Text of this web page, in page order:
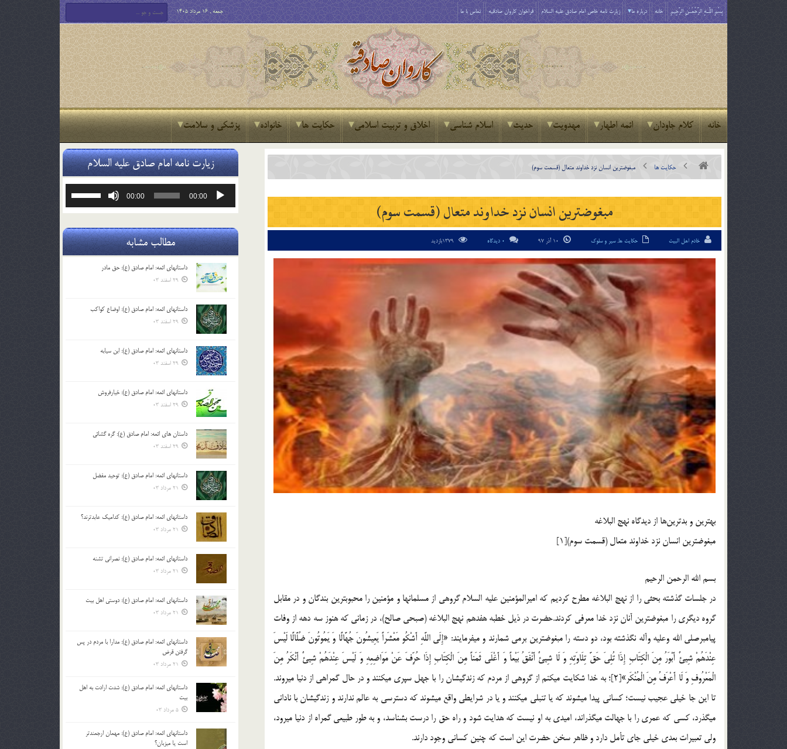
بِسْمِ اللَّـهِ الرَّحْمَـٰنِ الرَّحِيمِ خانه درباره ما زیارت نامه خاص امام صادق علیه السلام فراخوان کاروان صادقیه تماس با ما جمعه , 16 مرداد 1405
خانه کلام جاودان ائمه اطهار مهدویت حدیث اسلام شناسی اخلاق و تربیت اسلامی حکایت ها خانواده پزشکی و سلامت
حکایت ها مبغوض‏ترین انسان نزد خداوند متعال (قسمت سوم)‏‏
مبغوض‏ترین انسان نزد خداوند متعال (قسمت سوم)‏‏
خادم اهل البیت حکایت ها,سیر و سلوک 0 دیدگاه
بهترین و بدترین‌ها از دیدگاه نهج البلاغه
مبغوض‏ترین انسان نزد خداوند متعال (قسمت سوم)‏‏[1]
بسم الله الرحمن الرحیم
در جلسات گذشته بحثی را از نهج البلاغه مطرح كردیم كه امیرالمؤمنین‏ علیه‏ السلام گروهی از مسلمان‏ها و مؤمنین را محبوب‏ترین بندگان و در مقابل
گروه دیگری را مبغوض‏ترین آنان نزد خدا معرفی كردند.حضرت در ذیل خطبه هفدهم نهج البلاغه (صبحی صالح)، در زمانی كه هنوز سه دهه از وفات
پیامبرصلی الله وعلیه وآله نگذشته بود، دو دسته را مبغوض‏ترین برمی‏ شمارند و می‏فرمایند: «إِلَی اللَّهِ أَشْكُو مَعْشَراً یَعِیشُونَ جُهَّالًا وَ یَمُوتُونَ ضُلَّالًا لَیْسَ
عِنْدَهُمْ شِیئٌ أَبْوَرُ مِنَ الْكِتَابِ إِذَا تُلِیَ حَقَّ تِلَاوَتِهِ وَ لَا شِیئٌ أَنْفَقُ بَیْعاً وَ أَغْلَی ثَمَناً مِنَ الْكِتَابِ إِذَا حُرِّفَ عَنْ مَوَاضِعِهِ وَ لَیْسَ عِنْدَهُمْ شِیئٌ أَنْكَرُ مِنَ
الْمَعْرُوفِ وَ لَا أَعْرَفُ مِنَ الْمُنْكَر»[2]؛ به خدا شكایت می‏كنم از گروهی از مردم كه زندگیشان را با جهل سپری می‏كنند و در حال گمراهی از دنیا می‏روند.
تا این جا خیلی عجیب نیست؛ كسانی پیدا می‏شوند كه یا تنبلی می‏كنند و یا در شرایطی واقع می‏شوند كه دسترسی به عالم ندارند و زندگیشان با نادانی
می‏گذرد، كسی كه عمری را با جهالت می‏گذراند، امیدی به او نیست كه هدایت شود و راه حق را درست بشناسد، و به طور طبیعی گمراه از دنیا می‏رود،
ولی تعبیرات بعدی خیلی جای تأمل دارد و ظاهر سخن حضرت این است كه چنین كسانی وجود دارند.
زیارت نامه امام صادق علیه السلام
پخش‌کننده
00:00
00:00
یا
صدا
کلیدهای
مطالب مشابه
داستانهای ائمه: امام صادق (ع): حق مادر
29 اسفند 03
داستانهای ائمه: امام صادق (ع): اوضاع کواکب
29 اسفند 03
داستانهای ائمه: امام صادق (ع): ابن سیابه
29 اسفند 03
داستانهای ائمه: امام صادق (ع): خیارفروش
29 اسفند 03
داستان های ائمه: امام صادق (ع): گره گشائی
29 اسفند 03
داستانهای ائمه: امام صادق (ع): توحید مفضل
21 مرداد 03
داستانهای ائمه: امام صادق (ع): کدامیک عابدترند؟
21 مرداد 03
داستانهای ائمه: امام صادق (ع): نصرانی تشنه
21 مرداد 03
داستانهای ائمه: امام صادق (ع): دوستی اهل بیت
21 مرداد 03
داستانهای ائمه: امام صادق (ع): مدارا با مردم در پس
گرفتن قرض
21 مرداد 03
داستانهای ائمه: امام صادق (ع): شدت ارادت به اهل
بیت
5 مرداد 03
داستانهای ائمه: امام صادق (ع): مهمان ارجمندتر
است یا میزبان؟